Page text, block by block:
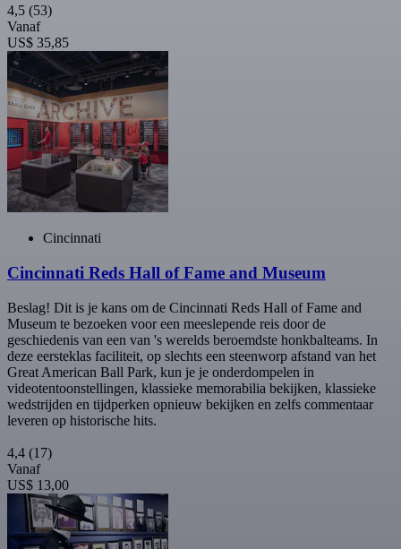
4,5 (53)
Vanaf
US$ 35,85
Cincinnati
Cincinnati Reds Hall of Fame and Museum
Beslag! Dit is je kans om de Cincinnati Reds Hall of Fame and
Museum te bezoeken voor een meeslepende reis door de
geschiedenis van een van 's werelds beroemdste honkbalteams. In
deze eersteklas faciliteit, op slechts een steenworp afstand van het
Great American Ball Park, kun je je onderdompelen in
videotentoonstellingen, klassieke memorabilia bekijken, klassieke
wedstrijden en tijdperken opnieuw bekijken en zelfs commentaar
leveren op historische hits.
4,4 (17)
Vanaf
US$ 13,00